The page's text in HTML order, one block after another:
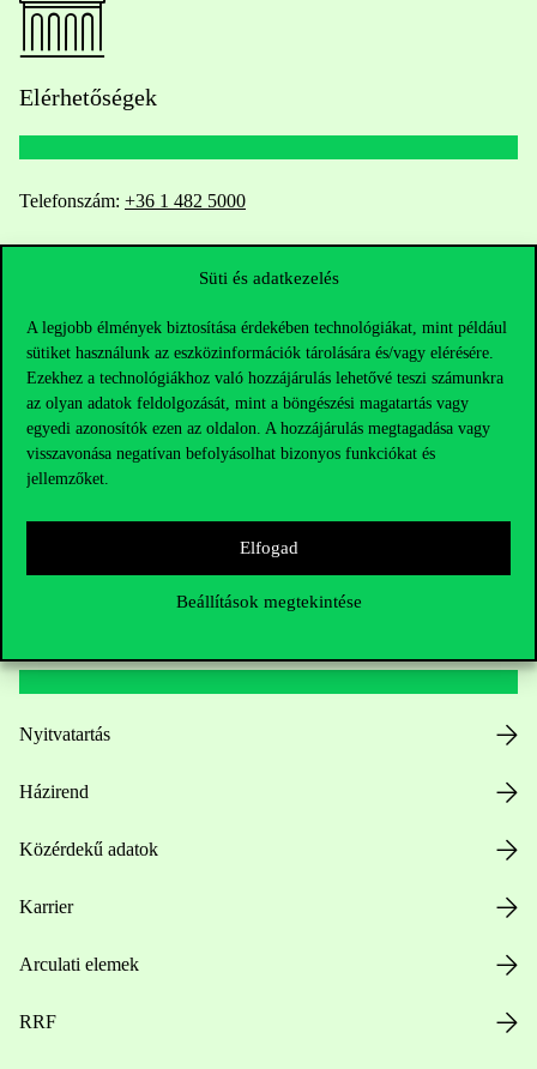
Süti és adatkezelés
A legjobb élmények biztosítása érdekében technológiákat, mint például
sütiket használunk az eszközinformációk tárolására és/vagy elérésére.
Ezekhez a technológiákhoz való hozzájárulás lehetővé teszi számunkra
az olyan adatok feldolgozását, mint a böngészési magatartás vagy
egyedi azonosítók ezen az oldalon. A hozzájárulás megtagadása vagy
visszavonása negatívan befolyásolhat bizonyos funkciókat és
jellemzőket.
Elfogad
Beállítások megtekintése
Elérhetőségek
Telefonszám: +36 1 482 5000
Oktatói elérhetőségek
HUB jelenlegi hallgatóinknak
Sajtó:press@uni-corvinus.hu
Nyitvatartás
Házirend
Közérdekű adatok
Karrier
Arculati elemek
RRF